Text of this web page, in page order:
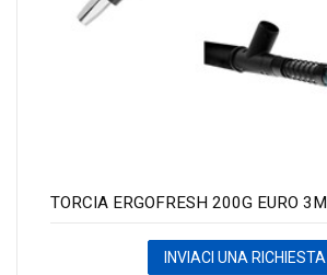
TORCIA ERGOFRESH 200G EURO 3M
INVIACI UNA RICHIESTA